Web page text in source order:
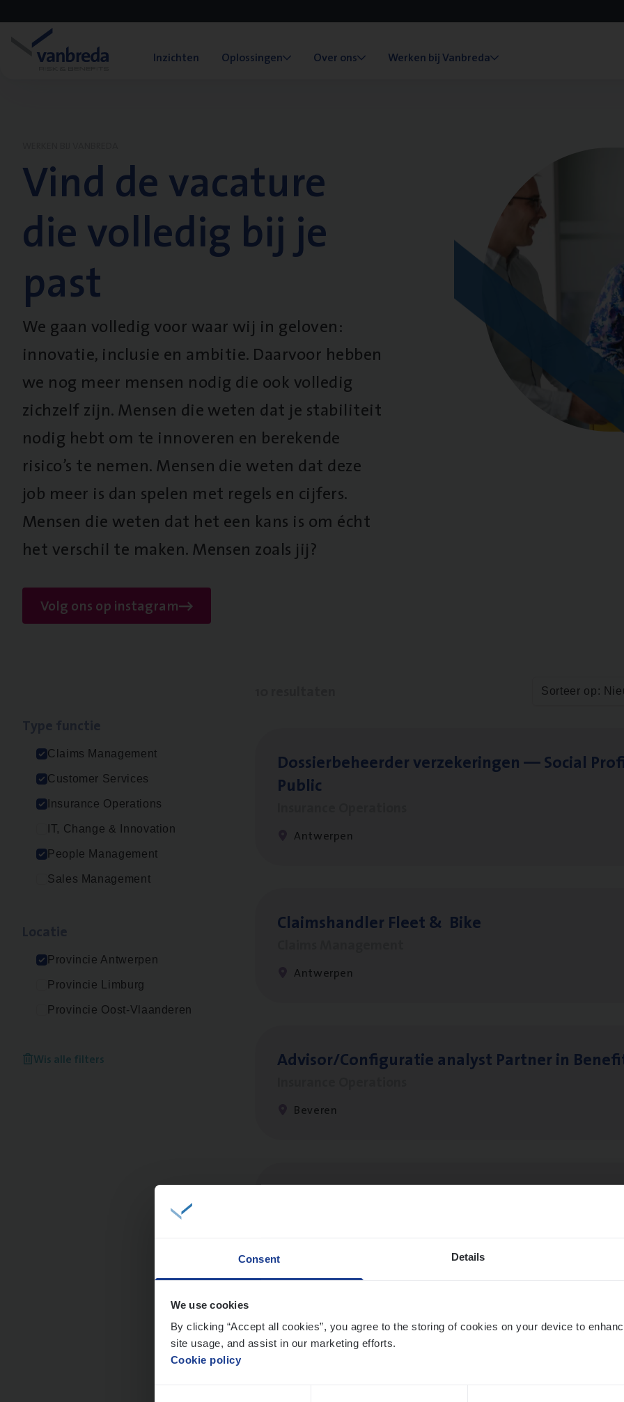
Consent Details
We use cookies
By clicking “Accept all cookies”, you agree to the storing of cookies on your device to
site usage, and assist in our marketing efforts.
Cookie policy
Inzichten Oplossingen Over ons Werken bij Vanbreda
Vind de vacature
die volledig bij je
past
We gaan volledig voor waar wij in geloven:
innovatie, inclusie en ambitie. Daarvoor hebben
we nog meer mensen nodig die ook volledig
zichzelf zijn. Mensen die weten dat je stabiliteit
nodig hebt om te innoveren en berekende
risico’s te nemen. Mensen die weten dat deze
job meer is dan spelen met regels en cijfers.
Mensen die weten dat het een kans is om écht
het verschil te maken. Mensen zoals jij?
Volg ons op instagram
Claims Management
Customer Services
Insurance Operations
IT, Change & Innovation
People Management
Sales Management
Provincie Antwerpen
Provincie Limburg
Provincie Oost-Vlaanderen
Wis alle filters
Sorteer op:
Dos­sier­be­heer­der ver­ze­ke­rin­gen — Soci­al
Public
Antwerpen
Claims­hand­ler Fleet& Bike
Antwerpen
Advisor/​Configuratie ana­lyst Part­ner in
Beveren
Scha­de Expert Fleet
Claims Management